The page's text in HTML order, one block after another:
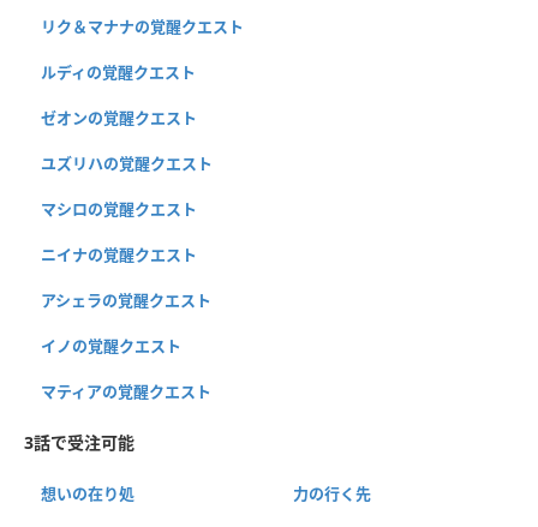
リク＆マナナの覚醒クエスト
ルディの覚醒クエスト
ゼオンの覚醒クエスト
ユズリハの覚醒クエスト
マシロの覚醒クエスト
ニイナの覚醒クエスト
アシェラの覚醒クエスト
イノの覚醒クエスト
マティアの覚醒クエスト
3話で受注可能
想いの在り処 力の行く先